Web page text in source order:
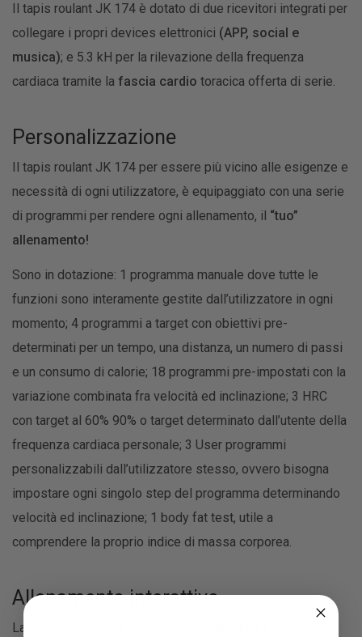
Il tapis roulant JK 174 è dotato di due ricevitori integrati per
collegare i propri devices elettronici (APP, social e
musica); e 5.3 kH per la rilevazione della frequenza
cardiaca tramite la fascia cardio toracica offerta di serie.
Personalizzazione
Il tapis roulant JK 174 per essere più vicino alle esigenze e
necessità di ogni utilizzatore, è equipaggiato con una serie
di programmi per rendere ogni allenamento, il “tuo”
allenamento!
Sono in dotazione: 1 programma manuale dove tutte le
funzioni sono interamente gestite dall’utilizzatore in ogni
momento; 4 programmi a target con obiettivi pre-
determinati per un tempo, una distanza, un numero di passi
e un consumo di calorie; 18 programmi pre-impostati con la
variazione combinata fra velocità ed inclinazione; 3 HRC
con target al 60% 90% o target determinato dall’utente della
frequenza cardiaca personale; 3 User programmi
personalizzabili dall’utilizzatore stesso, ovvero bisogna
impostare ogni singolo step del programma determinando
velocità ed inclinazione; 1 body fat test, utile a
comprendere la proprio indice di massa corporea.
Allenamento interattivo
La console è dotata di due casse